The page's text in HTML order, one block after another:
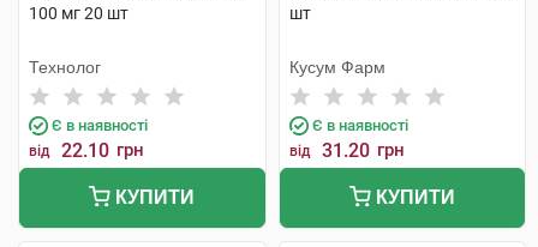
100 мг 20 шт
Технолог
Є в наявності
від 22.10 грн
КУПИТИ
шт
Кусум Фарм
Є в наявності
від 31.20 грн
КУПИТИ